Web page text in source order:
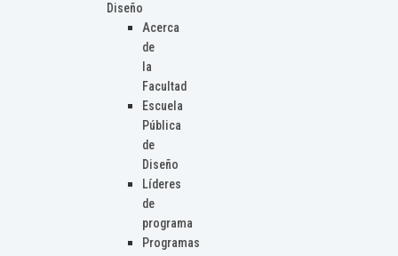
Diseño
Acerca
de
la
Facultad
Escuela
Pública
de
Diseño
Líderes
de
programa
Programas